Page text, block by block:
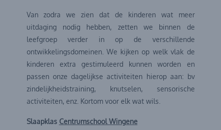
Van zodra we zien dat de kinderen wat meer
uitdaging nodig hebben, zetten we binnen de
leefgroep verder in op de verschillende
ontwikkelingsdomeinen. We kijken op welk vlak de
kinderen extra gestimuleerd kunnen worden en
passen onze dagelijkse activiteiten hierop aan: bv
zindelijkheidstraining, knutselen, sensorische
activiteiten, enz. Kortom voor elk wat wils.
Slaapklas Centrumschool Wingene